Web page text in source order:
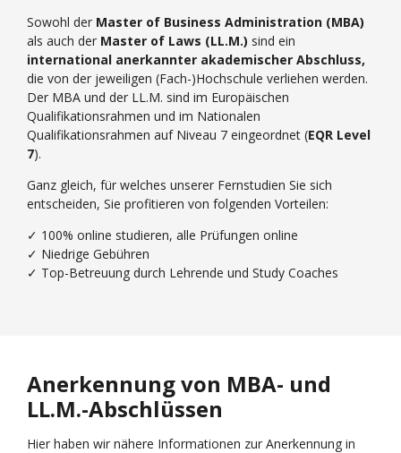
Sowohl der Master of Business Administration (MBA)
als auch der Master of Laws (LL.M.) sind ein
international anerkannter akademischer Abschluss,
die von der jeweiligen (Fach-)Hochschule verliehen werden.
Der MBA und der LL.M. sind im Europäischen
Qualifikationsrahmen und im Nationalen
Qualifikationsrahmen auf Niveau 7 eingeordnet (EQR Level
7).
Ganz gleich, für welches unserer Fernstudien Sie sich
entscheiden, Sie profitieren von folgenden Vorteilen:
✓ 100% online studieren, alle Prüfungen online
✓ Niedrige Gebühren
✓ Top-Betreuung durch Lehrende und Study Coaches
Anerkennung von MBA- und
LL.M.-Abschlüssen
Hier haben wir nähere Informationen zur Anerkennung in